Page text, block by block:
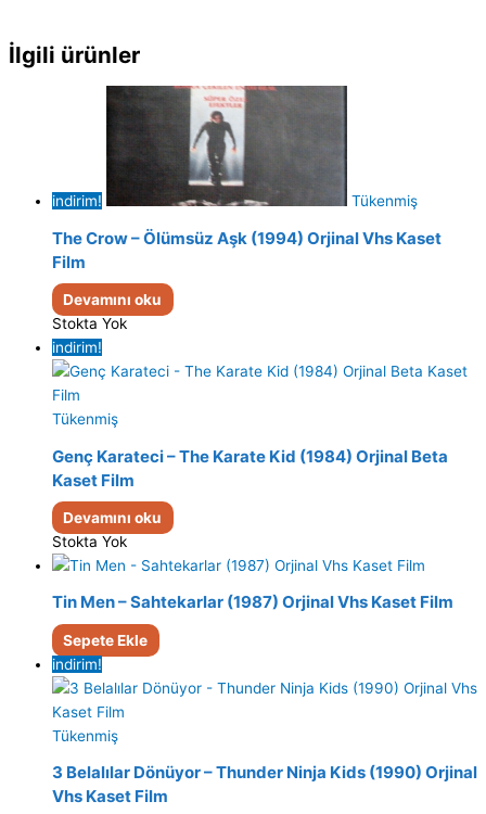
İlgili ürünler
indirim! Tükenmiş
The Crow – Ölümsüz Aşk (1994) Orjinal Vhs Kaset
Film
Devamını oku
Stokta Yok
indirim!
Tükenmiş
Genç Karateci – The Karate Kid (1984) Orjinal Beta
Kaset Film
Devamını oku
Stokta Yok
Tin Men – Sahtekarlar (1987) Orjinal Vhs Kaset Film
Sepete Ekle
indirim!
Tükenmiş
3 Belalılar Dönüyor – Thunder Ninja Kids (1990) Orjinal
Vhs Kaset Film